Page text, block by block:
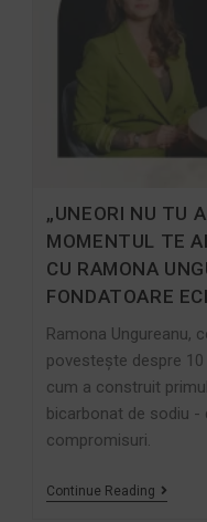
„UNEORI NU TU
MOMENTUL TE
CU RAMONA
FONDATOARE
Ramona Ungureanu,
povestește despre
cum a construit
bicarbonat de sodiu
compromisuri.
Continue Reading